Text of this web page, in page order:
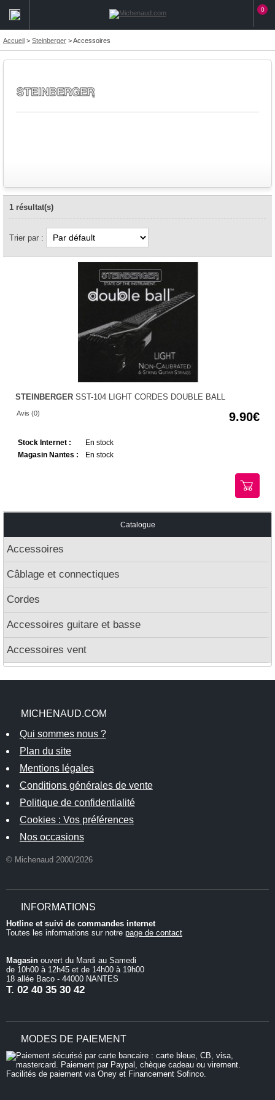
0
Accueil > Steinberger >Accessoires
1 résultat(s)
Trier par :
STEINBERGER SST-104 LIGHT CORDES DOUBLE BALL
Avis (0) 9.90
Stock Internet :
En stock
Magasin Nantes :
En stock
Catalogue
Accessoires
Câblage et connectiques
Cordes
Accessoires guitare et basse
Accessoires vent
MICHENAUD.COM
Qui sommes nous ?
Plan du site
Mentions légales
Conditions générales de vente
Politique de confidentialité
Cookies : Vos préférences
Nos occasions
© Michenaud 2000/2026
INFORMATIONS
Hotline et suivi de commandes internet
Toutes les informations sur notre page de contact
Magasin ouvert du Mardi au Samedi
de 10h00 à 12h45 et de 14h00 à 19h00
18 allée Baco - 44000 NANTES
T. 02 40 35 30 42
MODES DE PAIEMENT